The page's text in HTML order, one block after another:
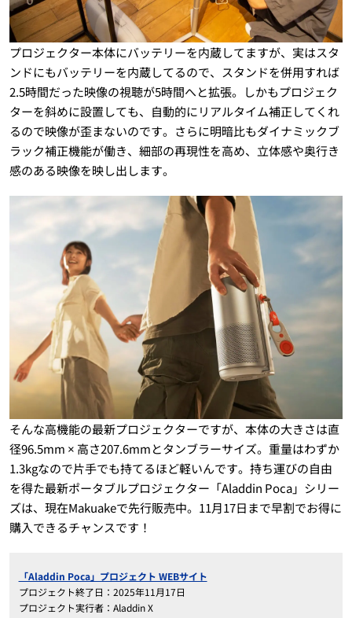
プロジェクター本体にバッテリーを内蔵してますが、実はスタ
ンドにもバッテリーを内蔵してるので、スタンドを併用すれば
2.5時間だった映像の視聴が5時間へと拡張。しかもプロジェク
ターを斜めに設置しても、自動的にリアルタイム補正してくれ
るので映像が歪まないのです。さらに明暗比もダイナミックブ
ラック補正機能が働き、細部の再現性を高め、立体感や奥行き
感のある映像を映し出します。
そんな高機能の最新プロジェクターですが、本体の大きさは直
径96.5mm × 高さ207.6mmとタンブラーサイズ。重量はわずか
1.3kgなので片手でも持てるほど軽いんです。持ち運びの自由
を得た最新ポータブルプロジェクター「Aladdin Poca」シリー
ズは、現在Makuakeで先行販売中。11月17日まで早割でお得に
購入できるチャンスです！
「Aladdin Poca」プロジェクト WEBサイト
プロジェクト終了日：2025年11月17日
プロジェクト実行者：Aladdin X